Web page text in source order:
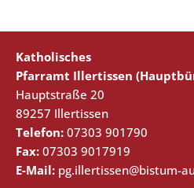
Katholisches
Pfarramt Illertissen
Hauptstraße 20
89257 Illertissen
Telefon:07303 901790
Fax:07303 9017919
E-Mail: pg.illertissen@bistum-